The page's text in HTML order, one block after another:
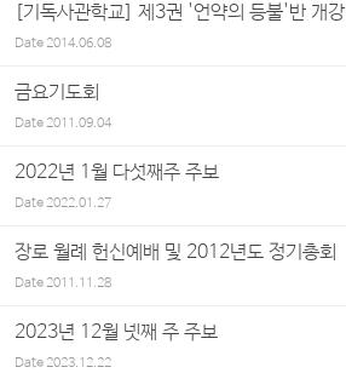
[기독사관학교] 제3권 '언약의 등불'반 개강
Date2014.06.08
금요기도회
Date2011.09.04
2022년 1월 다섯째주 주보
Date2022.01.27
장로 월례 헌신예배 및 2012년도 정기총회
Date2011.11.28
2023년 12월 넷째 주 주보
Date2023.12.22